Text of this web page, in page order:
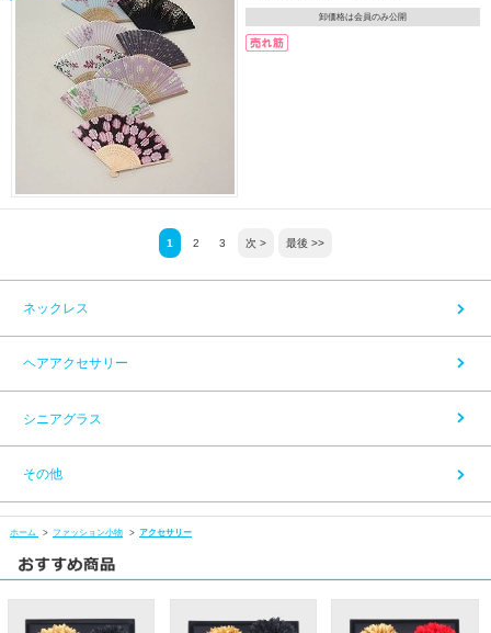
卸価格は会員のみ公開
1 2 3 次 > 最後 >>
ネックレス
ヘアアクセサリー
シニアグラス
その他
ホーム > ファッション小物 > アクセサリー